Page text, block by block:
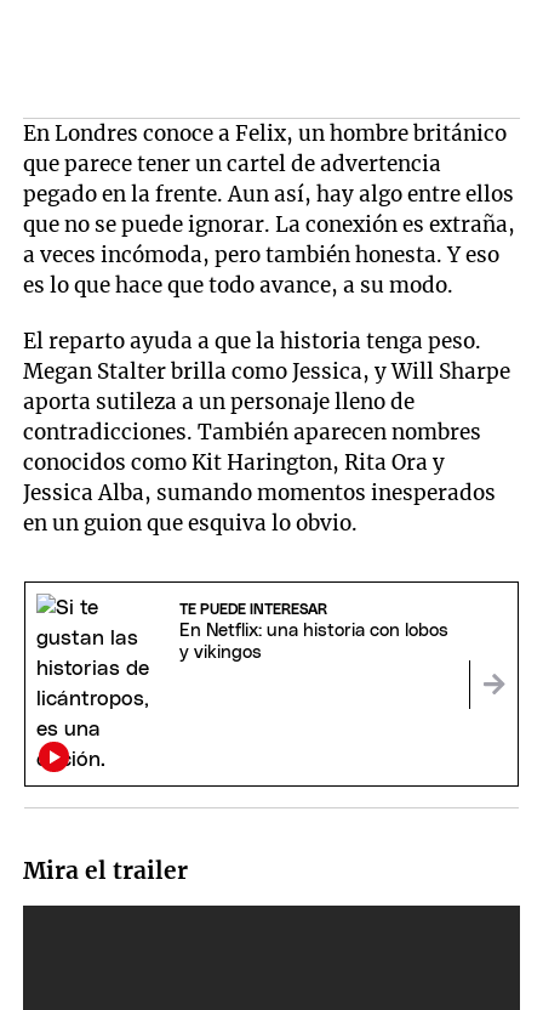
En Londres conoce a Felix, un hombre británico
que parece tener un cartel de advertencia
pegado en la frente. Aun así, hay algo entre ellos
que no se puede ignorar. La conexión es extraña,
a veces incómoda, pero también honesta. Y eso
es lo que hace que todo avance, a su modo.
El reparto ayuda a que la historia tenga peso.
Megan Stalter brilla como Jessica, y Will Sharpe
aporta sutileza a un personaje lleno de
contradicciones. También aparecen nombres
conocidos como Kit Harington, Rita Ora y
Jessica Alba, sumando momentos inesperados
en un guion que esquiva lo obvio.
TE PUEDE INTERESAR
En Netflix: una historia con lobos
y vikingos
Mira el trailer